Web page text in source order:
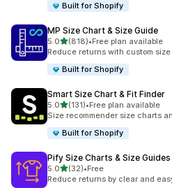
Built for Shopify
MP Size Chart & Size Guide
5.0滿分 5 顆星
(818)
共有 818 則評價
•Free plan available
Reduce returns with custom
Built for Shopify
Smart Size Chart & Fit Finder
5.0滿分 5 顆星
(131)
共有 131 則評價
•Free plan available
Size recommender size charts
Built for Shopify
Pify Size Charts & Size Guides
5.0滿分 5 顆星
(32)
共有 32 則評價
•Free
Reduce returns by clear and